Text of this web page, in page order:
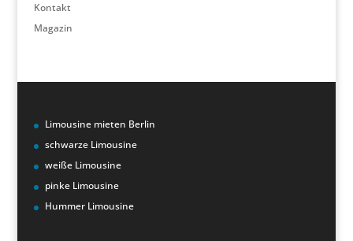
Kontakt
Magazin
Limousine mieten Berlin
schwarze Limousine
weiße Limousine
pinke Limousine
Hummer Limousine